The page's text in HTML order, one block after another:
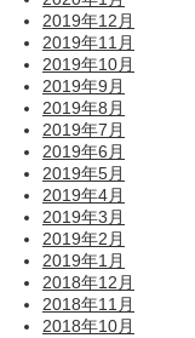
2019年12月
2019年11月
2019年10月
2019年9月
2019年8月
2019年7月
2019年6月
2019年5月
2019年4月
2019年3月
2019年2月
2019年1月
2018年12月
2018年11月
2018年10月